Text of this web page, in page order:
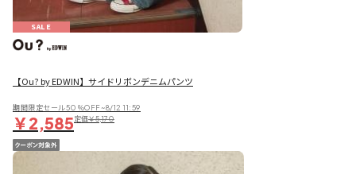
SALE
【Ou? by EDWIN】サイドリボンデニムパンツ
期間限定セール50％OFF~8/12 11:59
￥2,585定価￥5,170